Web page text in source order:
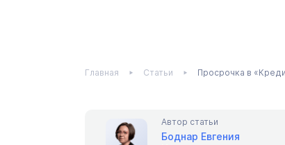
Главная Статьи Просрочка в
Автор статьи
Боднар Евгения